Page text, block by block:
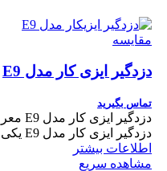
مقایسه
دزدگیر ایزی کار مدل E9
تماس بگیرید
دزدگیر ایزی کار مدل E9 یکی از سیستم‌های امنیتی
اطلاعات بیشتر
مشاهده سریع